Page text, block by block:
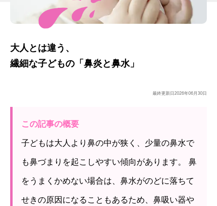
大人とは違う、
繊細な子どもの「鼻炎と鼻水」
最終更新日 2026年06月30日
この記事の概要
子どもは大人より鼻の中が狭く、少量の鼻水で
も鼻づまりを起こしやすい傾向があります。 鼻
をうまくかめない場合は、鼻水がのどに落ちて
せきの原因になることもあるため、鼻吸い器や